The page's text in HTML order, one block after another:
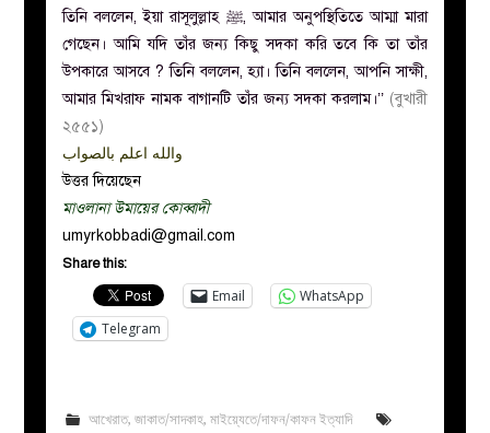
তিনি বললেন, ইয়া রাসূলুল্লাহ ﷺ, আমার অনুপস্থিতিতে আম্মা মারা
গেছেন। আমি যদি তাঁর জন্য কিছু সদকা করি তবে কি তা তাঁর
উপকারে আসবে ? তিনি বললেন, হ্যা। তিনি বললেন, আপনি সাক্ষী,
আমার মিখরাফ নামক বাগানটি তাঁর জন্য সদকা করলাম।’’ (বুখারী
২৫৫১)
والله اعلم بالصواب
উত্তর দিয়েছেন
মাওলানা উমায়ের কোব্বাদী
umyrkobbadi@gmail.com
Share this:
Email
WhatsApp
Telegram
আখেরাত, জাকাত/সাদকাহ, মাইয়্যেতে/দাফন/কাফন ইত্যাদি